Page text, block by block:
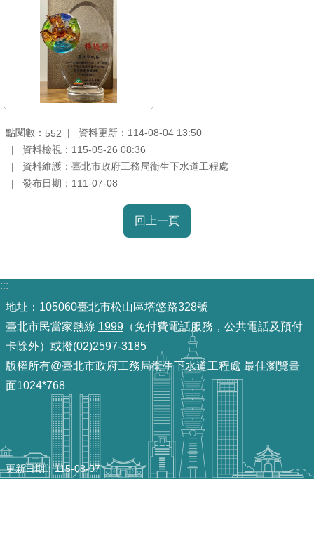
PASS
府
網
站
資
隱
私
權
及
資
訊
策
點閱數： 552
資料更新：114-08-04 13:50
資料檢視：115-05-26 08:36
資料維護：臺北市政府工務局衛生下水道工程處
發布日期：111-07-08
回上一頁
:::
地址：105060臺北市松山區塔悠路328號
臺北市民當家熱線 1999 （免付費電話服務，公共電話及預付
卡除外）或撥(02)2597-3185
版權所有@臺北市政府工務局衛生下水道工程處 最佳瀏覽畫
面1024*768
更新日期 115-08-07